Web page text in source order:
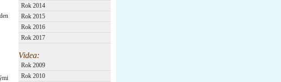
Rok 2014
Rok 2015
Rok 2016
Rok 2017
Videa:
Rok 2009
Rok 2010